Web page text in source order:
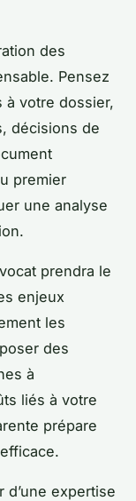
des
Pensez
à votre dossier,
décisions de
premier
une analyse
prendra le
enjeux
les
des
à
liés à votre
prépare
expertise